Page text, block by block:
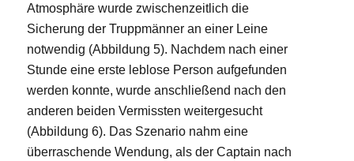
Atmosphäre wurde zwischenzeitlich die
Sicherung der Truppmänner an einer Leine
notwendig (Abbildung 5). Nachdem nach einer
Stunde eine erste leblose Person aufgefunden
werden konnte, wurde anschließend nach den
anderen beiden Vermissten weitergesucht
(Abbildung 6). Das Szenario nahm eine
überraschende Wendung, als der Captain nach